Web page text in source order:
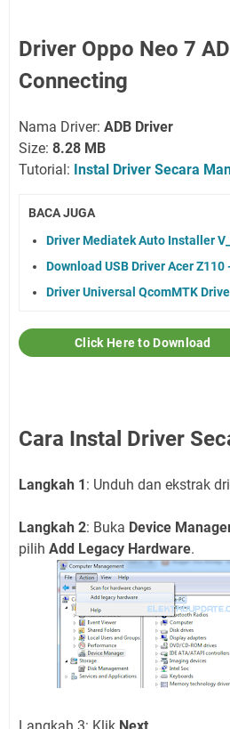
Driver Oppo Neo 7
Connecting
Nama Driver: ADB Driver
Size: 8.28 MB
Tutorial: Instal Driver Secara
BACA JUGA
Driver Mediatek Auto Installer
Download USB Driver Acer Z110
Driver Universal QcomMTK
Click Here to Download
Cara Instal Driver
Langkah 1: Unduh dan ekstrak
Langkah 2: Buka Device
pilih Add Legacy Hardware.
Langkah 3: Klik Next